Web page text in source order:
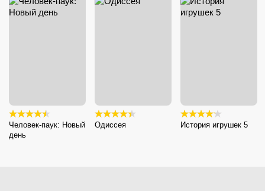
Человек-паук: Новый
день
Одиссея История игрушек 5